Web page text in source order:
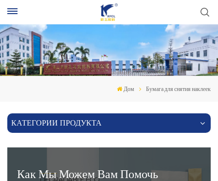
Дом Бумага для снятия наклеек
КАТЕГОРИИ ПРОДУКТА
Как Мы Можем Вам Помочь